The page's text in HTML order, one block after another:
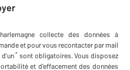
collecte des données à
et pour vous recontacter par mail
d'un * sont obligatoires. Vous disposez
et d'effacement des données